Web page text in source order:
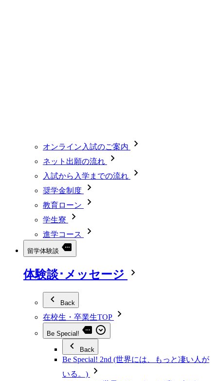
オンライン入試のご案内
ネット出願の流れ
入試から入学までの流れ
奨学金制度
教育ローン
学生寮
進学コース
留学体験談
体験談･メッセージ
Back
在校生・卒業生TOP
Be Special!
Back
Be Special! 2nd (世界には、もっと凄い人が
いる。)